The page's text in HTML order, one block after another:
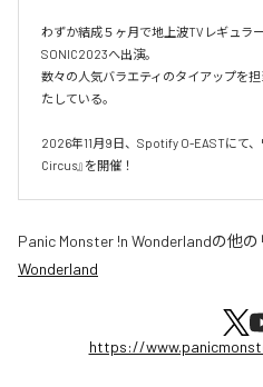
わずか結成５ヶ月で地上波TVレギュラ
SONIC2023へ出演。
数々の人気バラエティのタイアップを
たしている。
2026年11月9日、Spotify O-EASTにて
Circus』を開催！
Panic Monster !n Wonderlandの他の
Wonderland
https://